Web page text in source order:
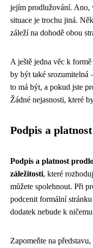
jejím prodlužování. Ano,
situace je trochu jiná.
záleží na dohodě obou
A ještě jedna věc k
by být také srozumitelná
to má být, a pokud jste
Žádné nejasnosti, které
Podpis a
Podpis a platnost
záležitosti, které
můžete spolehnout. Při
podcenit formální
dodatek nebude k
Zapomeňte na